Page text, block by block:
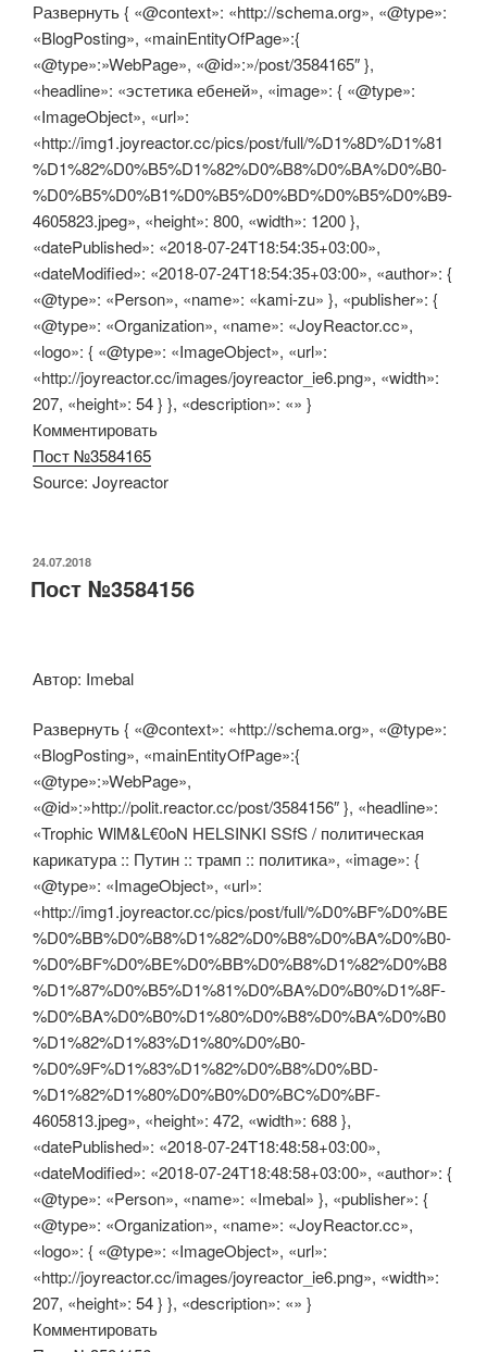
Развернуть { «@context»: «http://schema.org», «@type»:
«BlogPosting», «mainEntityOfPage»:{
«@type»:»WebPage», «@id»:»/post/3584165″ },
«headline»: «эстетика ебеней», «image»: { «@type»:
«ImageObject», «url»:
«http://img1.joyreactor.cc/pics/post/full/%D1%8D%D1%81
%D1%82%D0%B5%D1%82%D0%B8%D0%BA%D0%B0-
%D0%B5%D0%B1%D0%B5%D0%BD%D0%B5%D0%B9-
4605823.jpeg», «height»: 800, «width»: 1200 },
«datePublished»: «2018-07-24T18:54:35+03:00»,
«dateModified»: «2018-07-24T18:54:35+03:00», «author»: {
«@type»: «Person», «name»: «kami-zu» }, «publisher»: {
«@type»: «Organization», «name»: «JoyReactor.cc»,
«logo»: { «@type»: «ImageObject», «url»:
«http://joyreactor.cc/images/joyreactor_ie6.png», «width»:
207, «height»: 54 } }, «description»: «» }
Комментировать
Пост №3584165
Source: Joyreactor
ОПУБЛИКОВАНО
24.07.2018
Пост №3584156
Автор: Imebal
Развернуть { «@context»: «http://schema.org», «@type»:
«BlogPosting», «mainEntityOfPage»:{
«@type»:»WebPage»,
«@id»:»http://polit.reactor.cc/post/3584156″ }, «headline»:
« Trophic WlM&L€0oN HELSINKI SSfS / политическая
карикатура :: Путин :: трамп :: политика», «image»: {
«@type»: «ImageObject», «url»:
«http://img1.joyreactor.cc/pics/post/full/%D0%BF%D0%BE
%D0%BB%D0%B8%D1%82%D0%B8%D0%BA%D0%B0-
%D0%BF%D0%BE%D0%BB%D0%B8%D1%82%D0%B8
%D1%87%D0%B5%D1%81%D0%BA%D0%B0%D1%8F-
%D0%BA%D0%B0%D1%80%D0%B8%D0%BA%D0%B0
%D1%82%D1%83%D1%80%D0%B0-
%D0%9F%D1%83%D1%82%D0%B8%D0%BD-
%D1%82%D1%80%D0%B0%D0%BC%D0%BF-
4605813.jpeg», «height»: 472, «width»: 688 },
«datePublished»: «2018-07-24T18:48:58+03:00»,
«dateModified»: «2018-07-24T18:48:58+03:00», «author»: {
«@type»: «Person», «name»: «Imebal» }, «publisher»: {
«@type»: «Organization», «name»: «JoyReactor.cc»,
«logo»: { «@type»: «ImageObject», «url»:
«http://joyreactor.cc/images/joyreactor_ie6.png», «width»:
207, «height»: 54 } }, «description»: «» }
Комментировать